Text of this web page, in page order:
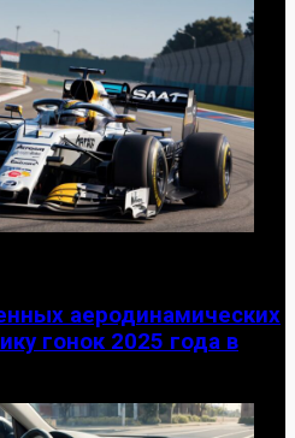
аеродинамических
гонок 2025 года в